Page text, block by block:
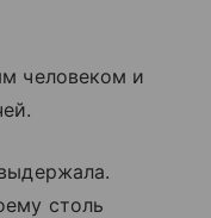
человеком и
столь